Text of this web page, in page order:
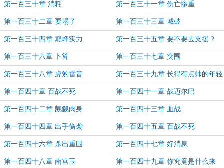
第一百三十章 消耗 第一百三十一章 伤亡惨重
第一百三十二章 要塌了 第一百三十三章 城破
第一百三十四章 巅峰实力 第一百三十五章 要不要去支援？
第一百三十六章 卜算 第一百三十七章 突围
第一百三十八章 虎豹雷音 第一百三十九章 长得有点帅的年轻
人
第一百四十章 百战不死 第一百四十一章 战迈尔巴
第一百四十二章 觊觎肉身 第一百四十三章 血战
第一百四十四章 出手偷袭 第一百四十五章 百战不死
第一百四十六章 杀出重围 第一百四十七章 好消息
第一百四十八章 南宫玉 第一百四十九章 你究竟是什么来